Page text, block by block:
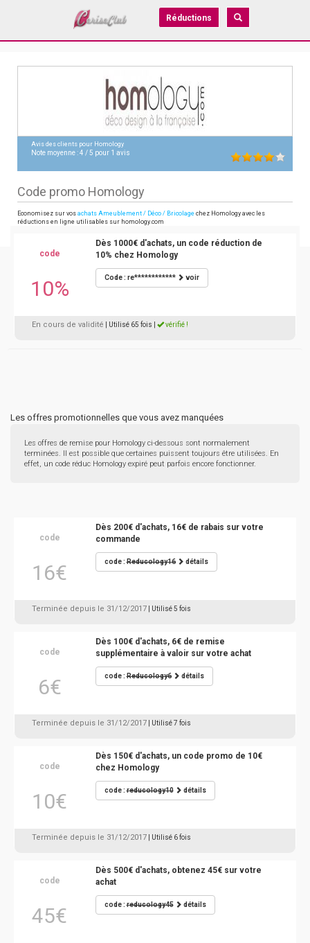
Réductions
Avis des clients pour Homology
Note moyenne :4 /5 pour 1 avis
Code promo Homology
Economisez sur vos achats Ameublement / Déco / Bricolage chez Homology avec les
réductions en ligne utilisables sur homology.com
code
10%
Dès 1000€ d'achats, un code réduction de
10% chez Homology
Code : re************ voir
En cours de validité | Utilisé 65 fois vérifié !
Les offres promotionnelles que vous avez manquées
Les offres de remise pour Homology ci-dessous sont normalement
terminées. Il est possible que certaines puissent toujours être utilisées. En
effet, un code réduc Homology expiré peut parfois encore fonctionner.
code
16€
Dès 200€ d'achats, 16€ de rabais sur votre
commande
code :Reducology16 détails
Terminée depuis le 31/12/2017 | Utilisé 5 fois
code
6€
Dès 100€ d'achats, 6€ de remise
supplémentaire à valoir sur votre achat
code :Reducology6 détails
Terminée depuis le 31/12/2017 | Utilisé 7 fois
code
10€
Dès 150€ d'achats, un code promo de 10€
chez Homology
code :reducology10 détails
Terminée depuis le 31/12/2017 | Utilisé 6 fois
code
45€
Dès 500€ d'achats, obtenez 45€ sur votre
achat
code :reducology45 détails